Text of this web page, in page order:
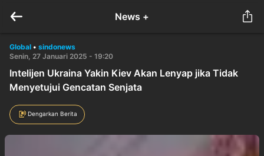
News +
Global • sindonews
Senin, 27 Januari 2025 - 19:20
Intelijen Ukraina Yakin Kiev Akan Lenyap jika Tidak
Menyetujui Gencatan Senjata
Dengarkan Berita